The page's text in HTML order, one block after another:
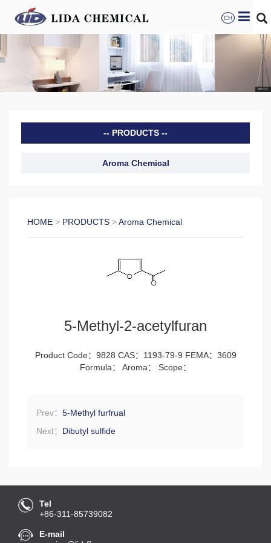
CH
PRODUCTS
Aroma Chemical
HOME > PRODUCTS >Aroma Chemical
5-Methyl-2-acetylfuran
Product Code：9828 CAS：1193-79-9 FEMA：3609
Formula： Aroma： Scope：
Prev： 5-Methyl furfrual
Next： Dibutyl sulfide
Tel
+86-311-85739082
E-mail